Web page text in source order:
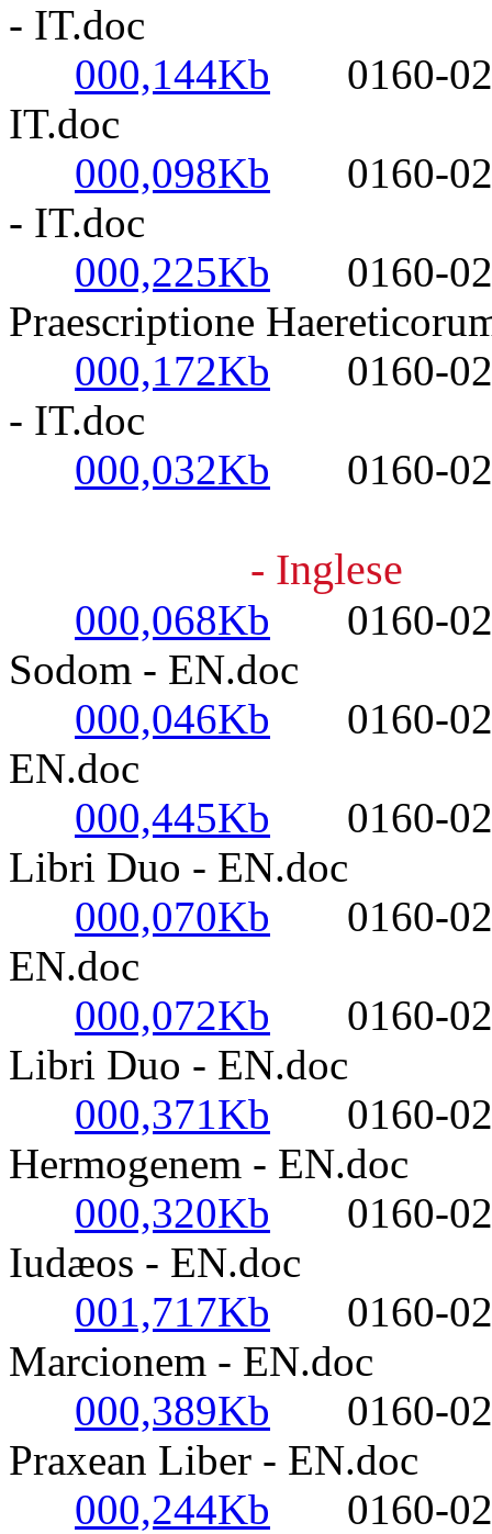
- IT.doc
000,144Kb 0160-
IT.doc
000,098Kb 0160-
- IT.doc
000,225Kb 0160-
Praescriptione
000,172Kb 0160-
- IT.doc
000,032Kb 0160-
- Inglese
000,068Kb 0160-
Sodom - EN.doc
000,046Kb 0160-
EN.doc
000,445Kb 0160-
Libri Duo - EN.doc
000,070Kb 0160-
EN.doc
000,072Kb 0160-
Libri Duo - EN.doc
000,371Kb 0160-
Hermogenem - EN.doc
000,320Kb 0160-
Iudæos - EN.doc
001,717Kb 0160-
Marcionem - EN.doc
000,389Kb 0160-
Praxean Liber - EN.doc
000,244Kb 0160-